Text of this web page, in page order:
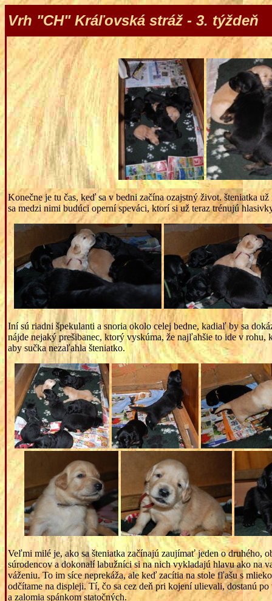
Vrh "CH" Kráľovská stráž - 3. týždeň
Konečne je tu čas, keď sa v bedni začína ozajstný život. šteniatka
sa medzi nimi budúci operní speváci, ktorí si už teraz trénujú
Iní sú riadni špekulanti a snoria okolo celej bedne, kadiaľ by sa
nájde nejaký prešibanec, ktorý vyskúma, že najľahšie to ide v rohu,
aby sučka nezaľahla šteniatko.
Veľmi milé je, ako sa šteniatka začínajú zaujímať jeden o druhého,
súrodencov a dokonalí labužníci si na nich vykladajú hlavu ako na
váženiu. To im síce neprekáža, ale keď zacítia na stole fľašu s
odčítame na displeji. Tí, čo sa cez deň pri kojení ulievali, dostanú
a zalomia spánkom statočných.